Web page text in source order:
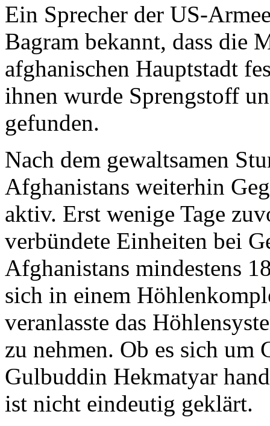
Ein Sprecher der US-
Bagram bekannt, dass die
afghanischen Hauptstadt
ihnen wurde Sprengstoff
gefunden.
Nach dem gewaltsamen
Afghanistans weiterhin
aktiv. Erst wenige Tage
verbündete Einheiten bei
Afghanistans mindestens
sich in einem
veranlasste das
zu nehmen. Ob es sich um
Gulbuddin Hekmatyar
ist nicht eindeutig geklärt.